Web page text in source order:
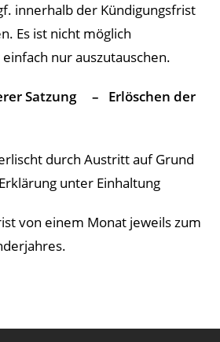
innerhalb der Kündigungsfrist
Es ist nicht möglich
nur auszutauschen.
Satzung – Erlöschen der
durch Austritt auf Grund
unter Einhaltung
von einem Monat jeweils zum